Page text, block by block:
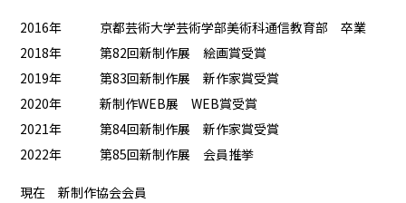
2016年 京都芸術大学芸術学部美術科通信教育部 卒業
2018年 第82回新制作展 絵画賞受賞
2019年 第83回新制作展 新作家賞受賞
2020年 新制作WEB展 WEB賞受賞
2021年 第84回新制作展 新作家賞受賞
2022年 第85回新制作展 会員推挙
現在 新制作協会会員